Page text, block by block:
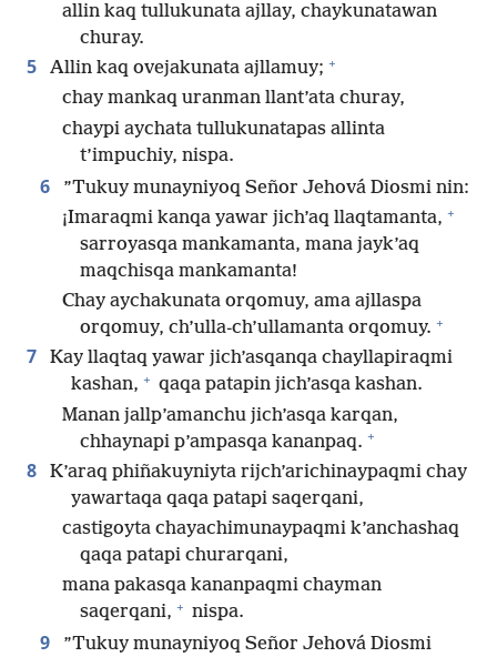
allin kaq tullukunata ajllay, chaykunatawan
churay.
5 Allin kaq ovejakunata ajllamuy; +
chay mankaq uranman llant’ata churay,
chaypi aychata tullukunatapas allinta
t’impuchiy, nispa.
6
”Tukuy munayniyoq Señor Jehová Diosmi nin:
¡Imaraqmi kanqa yawar jich’aq llaqtamanta, +
sarroyasqa mankamanta, mana jayk’aq
maqchisqa mankamanta!
Chay aychakunata orqomuy, ama ajllaspa
orqomuy, ch’ulla-ch’ullamanta orqomuy. +
7
Kay llaqtaq yawar jich’asqanqa chayllapiraqmi
kashan, + qaqa patapin jich’asqa kashan.
Manan jallp’amanchu jich’asqa karqan,
chhaynapi p’ampasqa kananpaq. +
8
K’araq phiñakuyniyta rijch’arichinaypaqmi chay
yawartaqa qaqa patapi saqerqani,
castigoyta chayachimunaypaqmi k’anchashaq
qaqa patapi churarqani,
mana pakasqa kananpaqmi chayman
saqerqani, + nispa.
9
”Tukuy munayniyoq Señor Jehová Diosmi